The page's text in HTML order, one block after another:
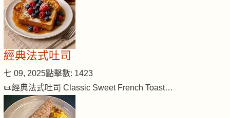
經典法式吐司
七 09, 2025點擊數: 1423
📜經典法式吐司 Classic Sweet French Toast…